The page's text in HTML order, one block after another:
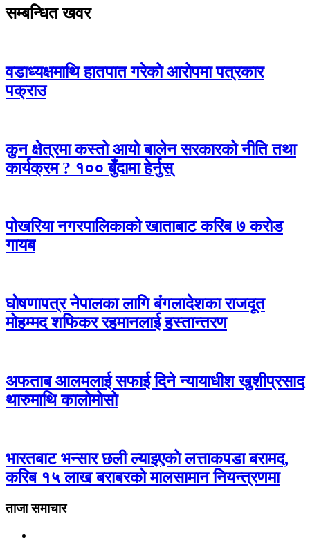
सम्बन्धित खवर
वडाध्यक्षमाथि हातपात गरेको आरोपमा पत्रकार
पक्राउ
कुन क्षेत्रमा कस्तो आयो बालेन सरकारको नीति तथा
कार्यक्रम ? १०० बुँदामा हेर्नुस्
पोखरिया नगरपालिकाको खाताबाट करिब ७ करोड
गायब
घोषणापत्र नेपालका लागि बंगलादेशका राजदूत
मोहम्मद शफिकर रहमानलाई हस्तान्तरण
अफताब आलमलाई सफाई दिने न्यायाधीश खुशीप्रसाद
थारुमाथि कालोमोसो
भारतबाट भन्सार छली ल्याइएको लत्ताकपडा बरामद,
करिब १५ लाख बराबरको मालसामान नियन्त्रणमा
ताजा समाचार